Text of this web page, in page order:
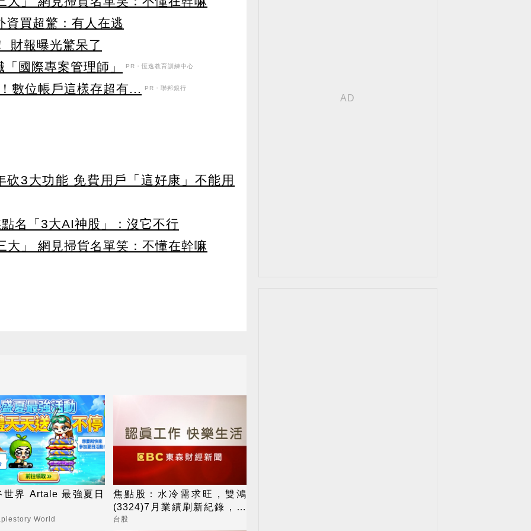
買超驚：有人在逃
財報曝光驚呆了
國際專案管理師」
PR・恆逸教育訓練中心
數位帳戶這樣存超有... PR・聯邦銀行
3大功能 免費用戶「這好康」不能用
名「3大AI神股」：沒它不行
大」 網見掃貨名單笑：不懂在幹嘛
世界 Artale 最強夏日
World
焦點股：水冷需求旺，雙鴻
(3324)7月業績刷新紀錄，今
股價噴漲停
台股